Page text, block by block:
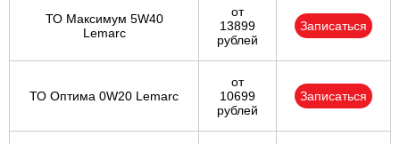
ТО Максимум 5W40
Lemarc
от
13899
рублей
Записаться
ТО Оптима 0W20 Lemarc
от
10699
рублей
Записаться